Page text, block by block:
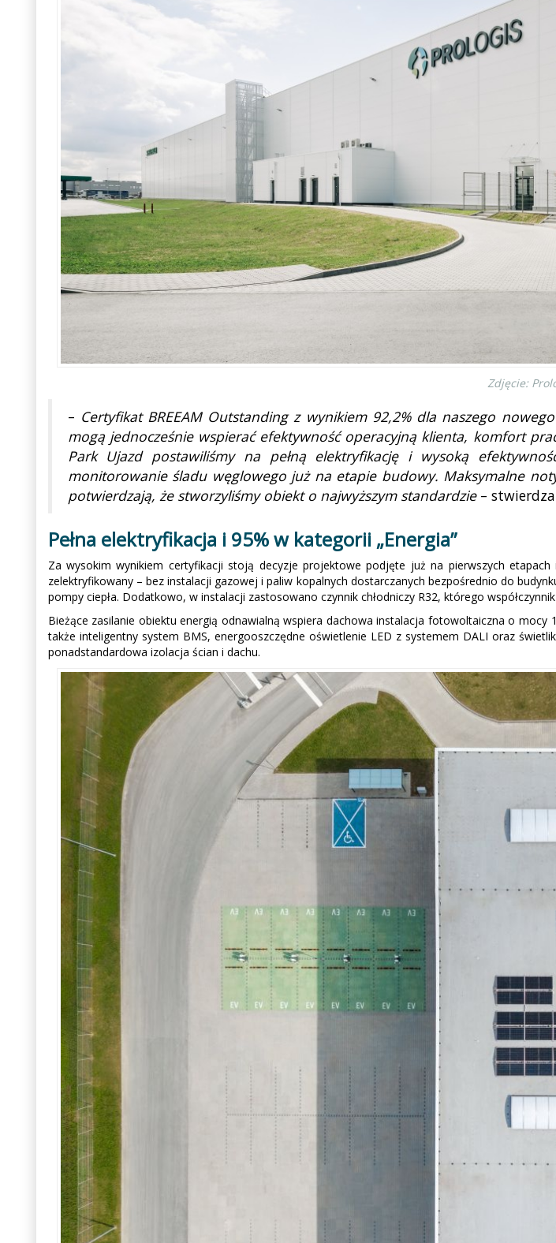
Zdjęcie:
– Certyfikat BREEAM Outstanding z wynikiem 92,2% dla naszego
mogą jednocześnie wspierać efektywność operacyjną klienta, komfort
Park Ujazd postawiliśmy na pełną elektryfikację i wysoką
monitorowanie śladu węglowego już na etapie budowy. Maksymalne
potwierdzają, że stworzyliśmy obiekt o najwyższym standardzie– stwierdza
Pełna elektryfikacja i 95% w kategorii „Energia”
Za wysokim wynikiem certyfikacji stoją decyzje projektowe podjęte już na pierwszych
zelektryfikowany – bez instalacji gazowej i paliw kopalnych dostarczanych bezpośrednio do
pompy ciepła. Dodatkowo, w instalacji zastosowano czynnik chłodniczy R32, którego
Bieżące zasilanie obiektu energią odnawialną wspiera dachowa instalacja fotowoltaiczna o mocy
także inteligentny system BMS, energooszczędne oświetlenie LED z systemem DALI oraz
ponadstandardowa izolacja ścian i dachu.